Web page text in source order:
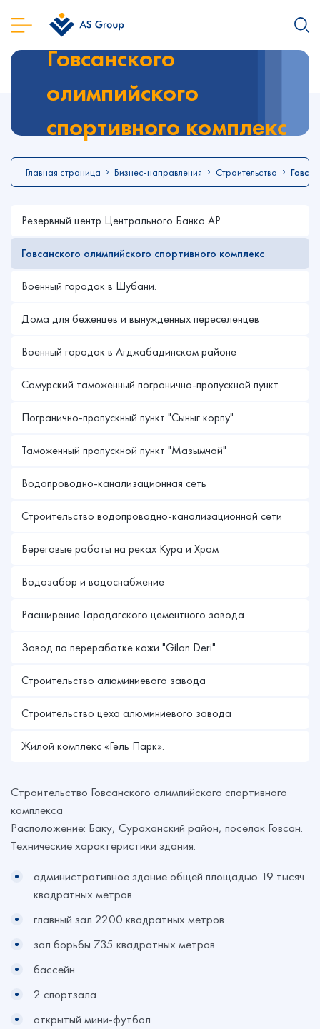
Говсанского
олимпийского
спортивного комплекс
Главная страница Бизнес-направления Строительство
Резервный центр Центрального Банка АР
Говсанского олимпийского спортивного комплекс
Военный городок в Шубани.
Дома для беженцев и вынужденных переселенцев
Военный городок в Агджабадинском районе
Самурский таможенный погранично-пропускной пункт
Погранично-пропускный пункт "Сыныг корпу"
Таможенный пропускной пункт "Мазымчай"
Водопроводно-канализационная сеть
Строительство водопроводно-канализационной сети
Береговые работы на реках Кура и Xрам
Водозабор и водоснабжение
Расширение Гарадагского цементного завода
Завод по переработке кожи "Gilan Deri"
Строительство алюминиевого завода
Строительство цеха алюминиевого завода
Жилой комплекс «Гёль Парк».
Строительство Говсанского олимпийского спортивного
комплекса
Расположение: Баку, Сураханский район, поселок Говсан.
Технические характеристики здания:
административное здание общей площадью 19 тысяч
квадратных метров
главный зал 2200 квадратных метров
зал борьбы 735 квадратных метров
бассейн
2 спортзала
открытый мини-футбол